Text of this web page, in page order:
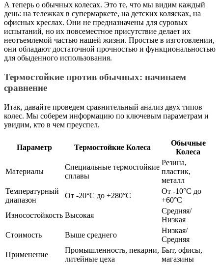
А теперь о обычных колесах. Это те, что мы видим каждый
день: на тележках в супермаркете, на детских колясках, на
офисных креслах. Они не предназначены для суровых
испытаний, но их повсеместное присутствие делает их
неотъемлемой частью нашей жизни. Простые в изготовлении,
они обладают достаточной прочностью и функциональностью
для обыденного использования.
Термостойкие против обычных: начинаем
сравнение
Итак, давайте проведем сравнительный анализ двух типов
колес. Мы соберем информацию по ключевым параметрам и
увидим, кто в чем преуспел.
Параметр Термостойкие Колеса
Обычные
Колеса
Материалы
Специальные термостойкие
сплавы
Резина,
пластик,
металл
Температурный
диапазон
От -20°C до +280°C
От -10°C до
+60°C
Износостойкость Высокая
Средняя/
Низкая
Стоимость
Выше среднего
Низкая/
Средняя
Применение
Промышленность, пекарни,
литейные цеха
Быт, офисы,
магазины